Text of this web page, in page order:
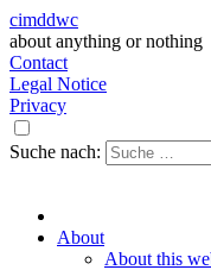
cimddwc
about anything or nothing
Contact
Legal Notice
Privacy
Suche nach:
About
About this